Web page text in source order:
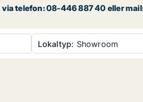
telefon: 08-446 887 40 eller
Lokaltyp: Showroom